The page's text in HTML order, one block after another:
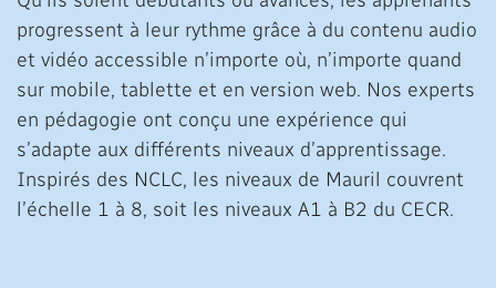
progressent à leur rythme grâce à du contenu audio
et vidéo accessible n’importe où, n’importe quand
sur mobile, tablette et en version web. Nos experts
en pédagogie ont conçu une expérience qui
s’adapte aux différents niveaux d’apprentissage.
Inspirés des NCLC, les niveaux de Mauril couvrent
l’échelle 1 à 8, soit les niveaux A1 à B2 du CECR.